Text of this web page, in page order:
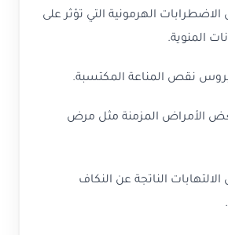
الهرمونية التي تؤثر على
المنوية.
نقص المناعة المكتسبة.
الأمراض المزمنة مثل مرض
الناتجة عن النكاف